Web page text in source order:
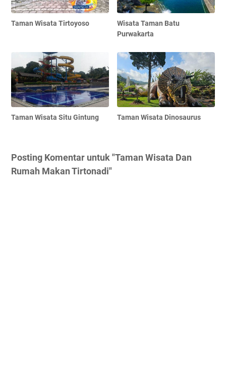
Taman Wisata Tirtoyoso
Wisata Taman Batu
Purwakarta
Taman Wisata Situ Gintung Taman Wisata Dinosaurus
Posting Komentar untuk "Taman Wisata Dan
Rumah Makan Tirtonadi"